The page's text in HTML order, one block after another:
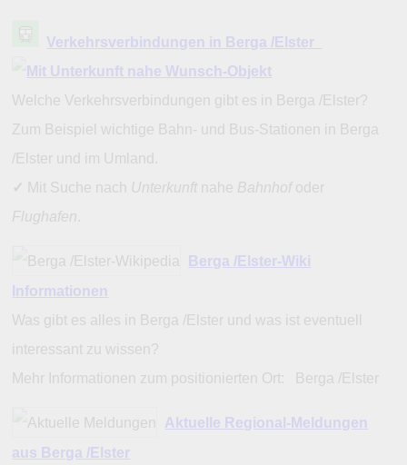
Verkehrsverbindungen in Berga /Elster
Welche Verkehrsverbindungen gibt es in Berga /Elster?
Zum Beispiel wichtige Bahn- und Bus-Stationen in Berga
/Elster und im Umland.
✓ Mit Suche nach Unterkunft nahe Bahnhofoder
Flughafen.
Berga /Elster-Wiki
Informationen
Was gibt es alles in Berga /Elster und was ist eventuell
interessant zu wissen?
Mehr Informationen zum positionierten Ort: Berga /Elster
Aktuelle Regional-Meldungen
aus Berga /Elster